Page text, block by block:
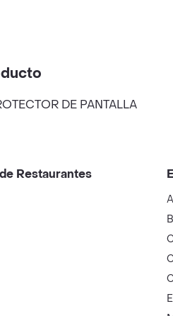
DE PANTALLA
Restaurantes